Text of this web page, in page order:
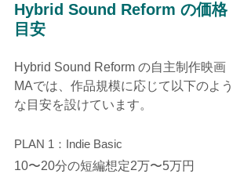
Hybrid Sound Reform の価格
目安
Hybrid Sound Reform の自主制作映画
MAでは、作品規模に応じて以下のよう
な目安を設けています。
PLAN 1：Indie Basic
10〜20分の短編想定2万〜5万円